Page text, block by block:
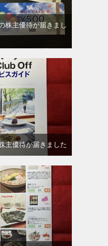
株主優待が届きまし
主優待が届きました